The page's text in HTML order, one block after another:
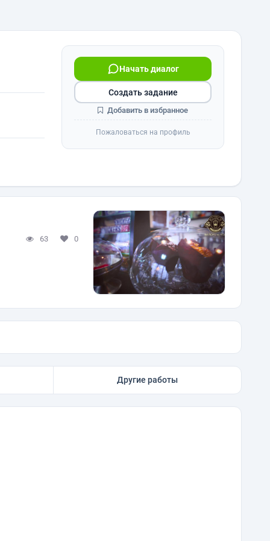
Начать диалог
Создать задание
Добавить в избранное
Пожаловаться на профиль
63 0
Другие работы